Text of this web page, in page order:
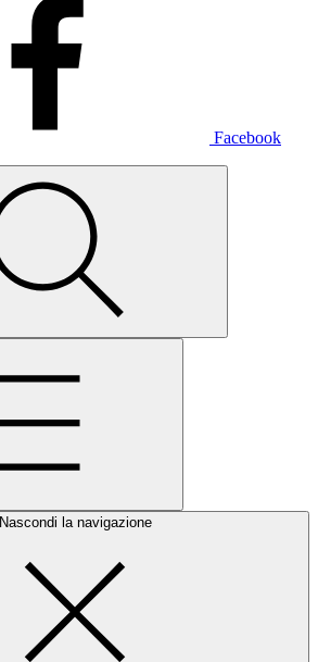
Facebook
Nascondi la navigazione